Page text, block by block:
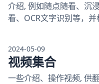
介绍, 例如随点随看、沉
看、OCR文字识别等，并
2024-05-09
视频集合
一些介绍、操作视频, 供